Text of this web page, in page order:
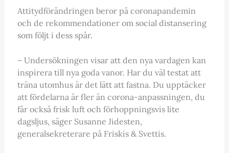
Attitydförändringen beror på coronapandemin
och de rekommendationer om social distansering
som följt i dess spår.
– Undersökningen visar att den nya vardagen kan
inspirera till nya goda vanor. Har du väl testat att
träna utomhus är det lätt att fastna. Du upptäcker
att fördelarna är fler än corona-anpassningen, du
får också frisk luft och förhoppningsvis lite
dagsljus, säger Susanne Jidesten,
generalsekreterare på Friskis & Svettis.